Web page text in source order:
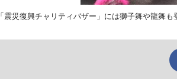
「震災復興チャリティバザー」には獅子舞や龍舞も